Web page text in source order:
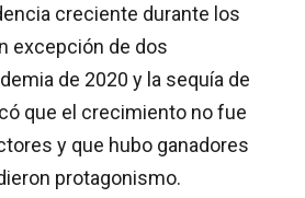
creciente durante los
excepción de dos
de 2020 y la sequía de
que el crecimiento no fue
y que hubo ganadores
protagonismo.